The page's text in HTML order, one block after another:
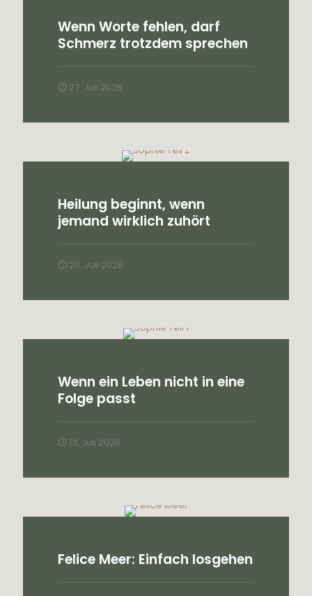
Wenn Worte fehlen, darf
Schmerz trotzdem sprechen
27. Juli 2026
Heilung beginnt, wenn
jemand wirklich zuhört
20. Juli 2026
Wenn ein Leben nicht in eine
Folge passt
13. Juli 2026
Felice Meer: Einfach losgehen